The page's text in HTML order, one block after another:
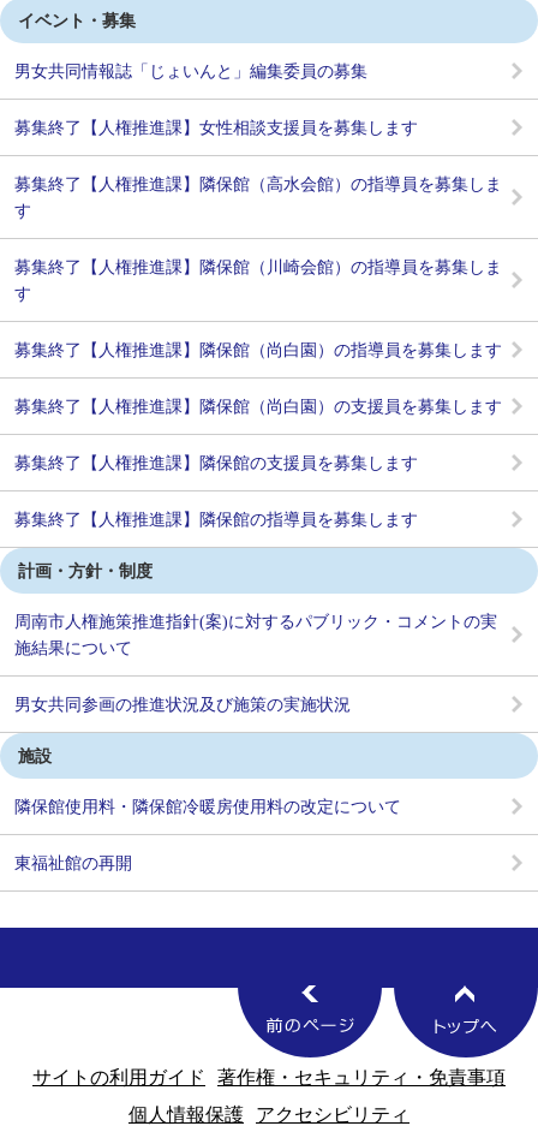
イベント・募集
男女共同情報誌「じょいんと」編集委員の募集
募集終了【人権推進課】女性相談支援員を募集します
募集終了【人権推進課】隣保館（高水会館）の指導員を募集しま
す
募集終了【人権推進課】隣保館（川崎会館）の指導員を募集しま
す
募集終了【人権推進課】隣保館（尚白園）の指導員を募集します
募集終了【人権推進課】隣保館（尚白園）の支援員を募集します
募集終了【人権推進課】隣保館の支援員を募集します
募集終了【人権推進課】隣保館の指導員を募集します
計画・方針・制度
周南市人権施策推進指針(案)に対するパブリック・コメントの実
施結果について
男女共同参画の推進状況及び施策の実施状況
施設
隣保館使用料・隣保館冷暖房使用料の改定について
東福祉館の再開
サイトの利用ガイド
著作権・セキュリティ・免責事項
個人情報保護
アクセシビリティ